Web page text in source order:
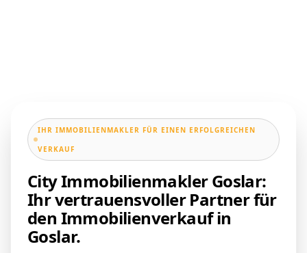
IHR IMMOBILIENMAKLER FÜR EINEN ERFOLGREICHEN
VERKAUF
City Immobilienmakler Goslar:
Ihr vertrauensvoller Partner für
den Immobilienverkauf in
Goslar.